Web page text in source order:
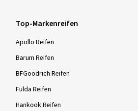
Top-Markenreifen
Apollo Reifen
Barum Reifen
BFGoodrich Reifen
Fulda Reifen
Hankook Reifen